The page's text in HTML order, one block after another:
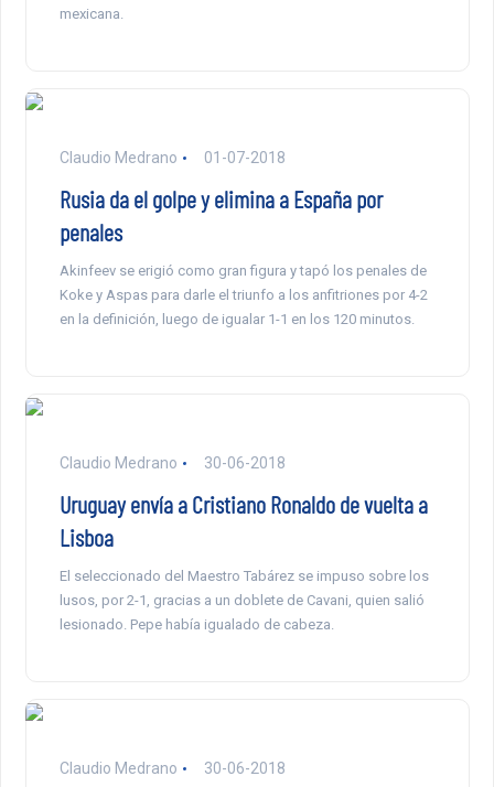
mexicana.
Claudio Medrano 01-07-2018
Rusia da el golpe y elimina a España por
penales
Akinfeev se erigió como gran figura y tapó los penales de
Koke y Aspas para darle el triunfo a los anfitriones por 4-2
en la definición, luego de igualar 1-1 en los 120 minutos.
Claudio Medrano 30-06-2018
Uruguay envía a Cristiano Ronaldo de vuelta a
Lisboa
El seleccionado del Maestro Tabárez se impuso sobre los
lusos, por 2-1, gracias a un doblete de Cavani, quien salió
lesionado. Pepe había igualado de cabeza.
Claudio Medrano 30-06-2018